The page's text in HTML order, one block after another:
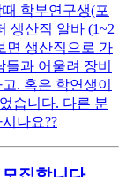
학부연구생(포
생산직 알바 (1~2
면 생산직으로 가
과 어울려 장비
. 혹은 학연생이
습니다. 다른 분
나요??